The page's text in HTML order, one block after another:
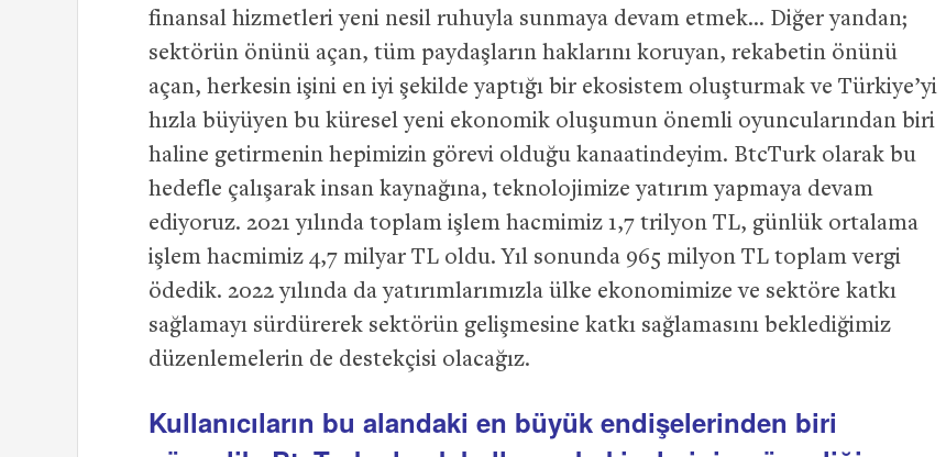
finansal hizmetleri yeni nesil ruhuyla sunmaya devam etmek… Diğer yandan;
sektörün önünü açan, tüm paydaşların haklarını koruyan, rekabetin önünü
açan, herkesin işini en iyi şekilde yaptığı bir ekosistem oluşturmak ve Türkiye’yi
hızla büyüyen bu küresel yeni ekonomik oluşumun önemli oyuncularından biri
haline getirmenin hepimizin görevi olduğu kanaatindeyim. BtcTurk olarak bu
hedefle çalışarak insan kaynağına, teknolojimize yatırım yapmaya devam
ediyoruz. 2021 yılında toplam işlem hacmimiz 1,7 trilyon TL, günlük ortalama
işlem hacmimiz 4,7 milyar TL oldu. Yıl sonunda 965 milyon TL toplam vergi
ödedik. 2022 yılında da yatırımlarımızla ülke ekonomimize ve sektöre katkı
sağlamayı sürdürerek sektörün gelişmesine katkı sağlamasını beklediğimiz
düzenlemelerin de destekçisi olacağız.
Kullanıcıların bu alandaki en büyük endişelerinden biri